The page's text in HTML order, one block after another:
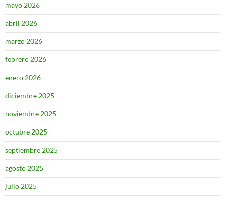
mayo 2026
abril 2026
marzo 2026
febrero 2026
enero 2026
diciembre 2025
noviembre 2025
octubre 2025
septiembre 2025
agosto 2025
julio 2025